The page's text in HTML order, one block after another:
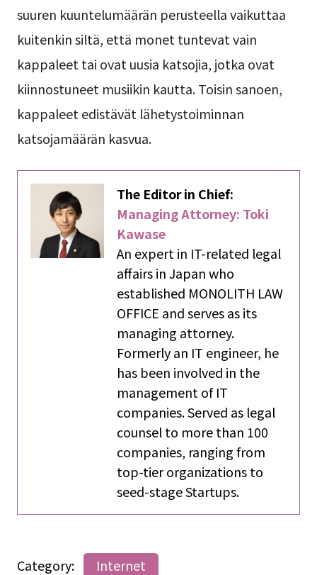
suuren kuuntelumäärän perusteella vaikuttaa
kuitenkin siltä, että monet tuntevat vain
kappaleet tai ovat uusia katsojia, jotka ovat
kiinnostuneet musiikin kautta. Toisin sanoen,
kappaleet edistävät lähetystoiminnan
katsojamäärän kasvua.
The Editor in Chief:
Managing Attorney: Toki
Kawase
An expert in IT-related legal
affairs in Japan who
established MONOLITH LAW
OFFICE and serves as its
managing attorney.
Formerly an IT engineer, he
has been involved in the
management of IT
companies. Served as legal
counsel to more than 100
companies, ranging from
top-tier organizations to
seed-stage Startups.
Category:
Internet